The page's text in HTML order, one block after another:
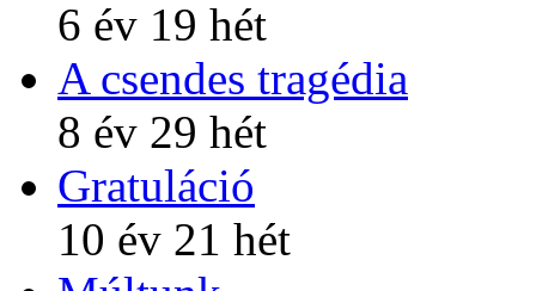
6 év 19 hét
A csendes tragédia
8 év 29 hét
Gratuláció
10 év 21 hét